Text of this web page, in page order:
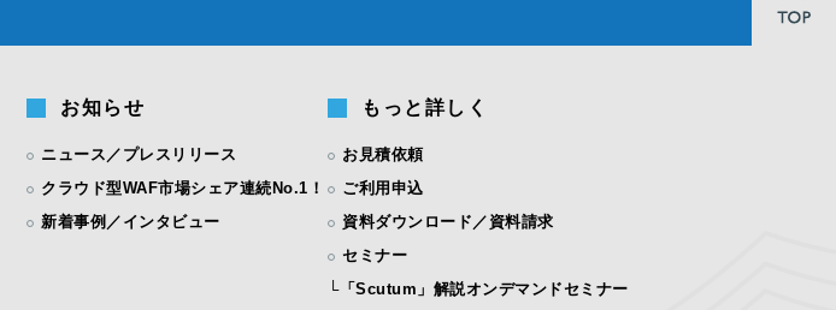
お知らせ
ニュース／プレスリリース
クラウド型WAF市場シェア連続No.1！
新着事例／インタビュー
もっと詳しく
お見積依頼
ご利用申込
資料ダウンロード／資料請求
セミナー
└「Scutum」解説オンデマンドセミナー